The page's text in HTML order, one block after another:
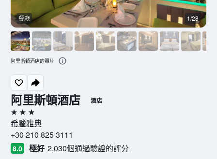
阿里斯頓酒店 酒店
3星級
希臘雅典
+30 210 825 3111
8.0 極好 2,030個通過驗證的評分
餐廳 1/28
阿里斯頓酒店的照片